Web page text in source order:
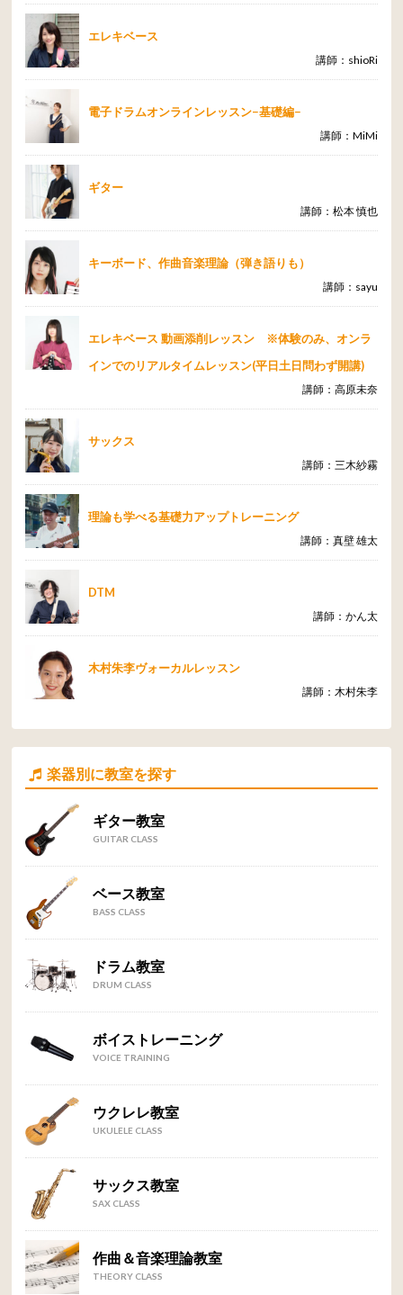
エレキベース
講師：shioRi
電子ドラムオンラインレッスン−基礎編−
講師：MiMi
ギター
講師：松本 慎也
キーボード、作曲音楽理論（弾き語りも）
講師：sayu
エレキベース 動画添削レッスン ※体験のみ、オンラ
インでのリアルタイムレッスン(平日土日問わず開講)
講師：高原未奈
サックス
講師：三木紗霧
理論も学べる基礎力アップトレーニング
講師：真壁 雄太
DTM
講師：かん太
木村朱李ヴォーカルレッスン
講師：木村朱李
楽器別に教室を探す
ギター教室
GUITAR CLASS
ベース教室
BASS CLASS
ドラム教室
DRUM CLASS
ボイストレーニング
VOICE TRAINING
ウクレレ教室
UKULELE CLASS
サックス教室
SAX CLASS
作曲＆音楽理論教室
THEORY CLASS